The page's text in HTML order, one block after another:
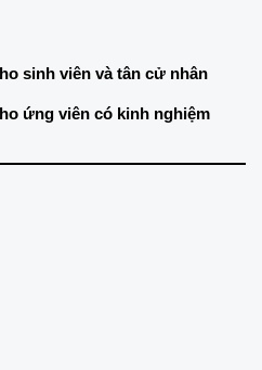
sinh viên và tân cử nhân
ứng viên có kinh nghiệm